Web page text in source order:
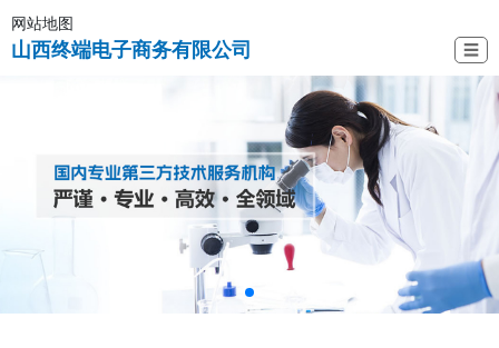
网站地图
山西终端电子商务有限公司 ☰